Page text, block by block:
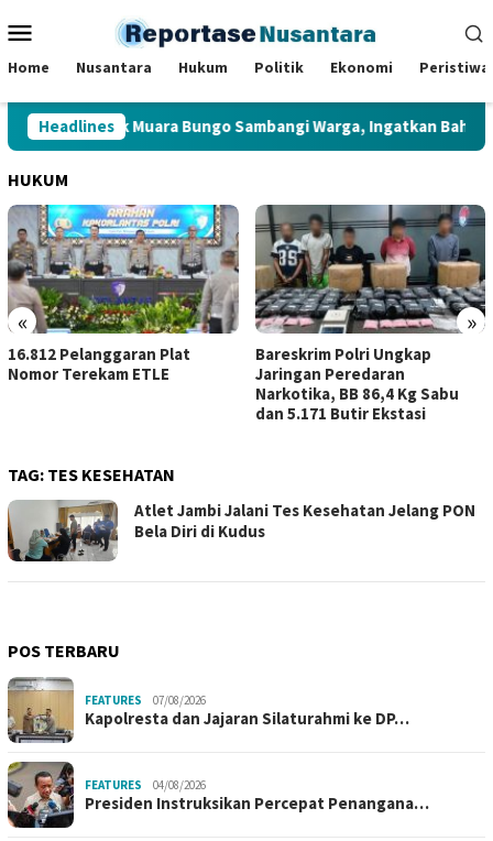
ke
Mobile
Home Nusantara Hukum Politik Ekonomi Peristiwa
Headlines
Polsek Muara Bungo Sambangi Warga, Ingatkan Bahaya
HUKUM
« »
16.812 Pelanggaran Plat
Nomor Terekam ETLE
Bareskrim Polri Ungkap
Jaringan Peredaran
Narkotika, BB 86,4 Kg Sabu
dan 5.171 Butir Ekstasi
TAG: TES KESEHATAN
Atlet Jambi Jalani Tes Kesehatan Jelang PON
Bela Diri di Kudus
POS TERBARU
FEATURES 07/08/2026
Kapolresta dan Jajaran Silaturahmi ke DP…
FEATURES 04/08/2026
Presiden Instruksikan Percepat Penangana…